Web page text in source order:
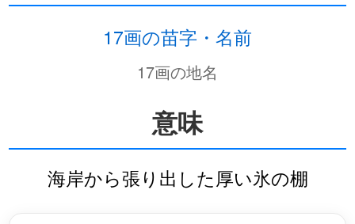
17画の苗字・名前
17画の地名
意味
海岸から張り出した厚い氷の棚